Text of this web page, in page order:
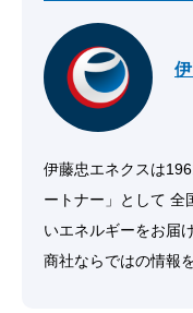
伊藤忠エネクスは
ートナー」として 全
いエネルギーをお届
商社ならではの情報